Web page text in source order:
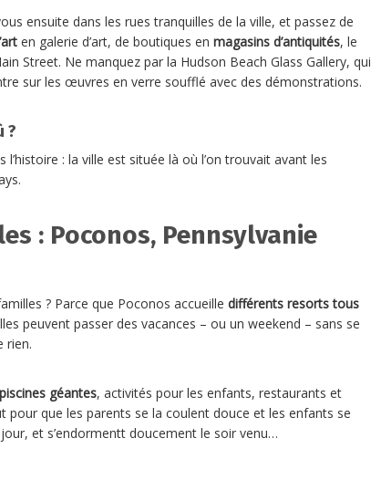
ensuite dans les rues tranquilles de la ville, et passez de
en galerie d’art, de boutiques en magasins d’antiquités, le
Street. Ne manquez par la Hudson Beach Glass Gallery, qui
sur les œuvres en verre soufflé avec des démonstrations.
?
: la ville est située là où l’on trouvait avant les
: Poconos, Pennsylvanie
? Parce que Poconos accueille différents resorts tous
peuvent passer des vacances – ou un weekend – sans se
rien.
piscines géantes, activités pour les enfants, restaurants et
pour que les parents se la coulent douce et les enfants se
et s’endormentt doucement le soir venu…